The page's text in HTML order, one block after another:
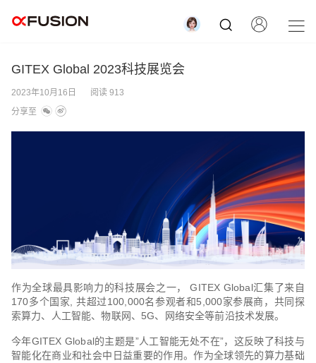
GITEX Global 2023科技展览会
2023年10月16日
阅读 913
分享至
作为全球最具影响力的科技展会之一， GITEX Global汇集了来自
170多个国家, 共超过100,000名参观者和5,000家参展商，共同探
索算力、人工智能、物联网、5G、网络安全等前沿技术发展。
今年GITEX Global的主题是”人工智能无处不在”，这反映了科技与
智能化在商业和社会中日益重要的作用。作为全球领先的算力基础